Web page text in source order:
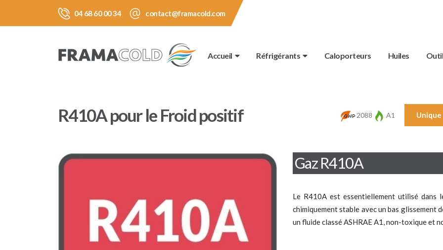
04 68 60 00 34 contact@framacold.com
Accueil Réfrigérants Caloporteurs Huiles
R410A pour le Froid positif 2088 A1
Gaz R410A
Le R410A est essentiellement utilisé dans l
chimiquement stable avec un bas glissement
un fluide classé ASHRAE A1, non-toxique et